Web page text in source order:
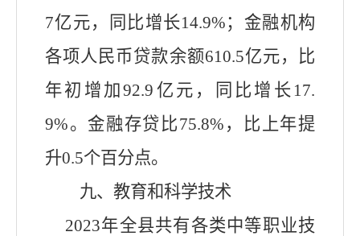
7亿元，同比增长14.9%；金融机构
各项人民币贷款余额610.5亿元，比
年初增加92.9 亿元，同比增长17.
9%。金融存贷比75.8%，比上年提
升0.5个百分点。
九、教育和科学技术
2023年全县共有各类中等职业技